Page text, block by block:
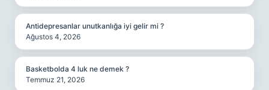
Antidepresanlar unutkanlığa iyi gelir mi ?
Ağustos 4, 2026
Basketbolda 4 luk ne demek ?
Temmuz 21, 2026